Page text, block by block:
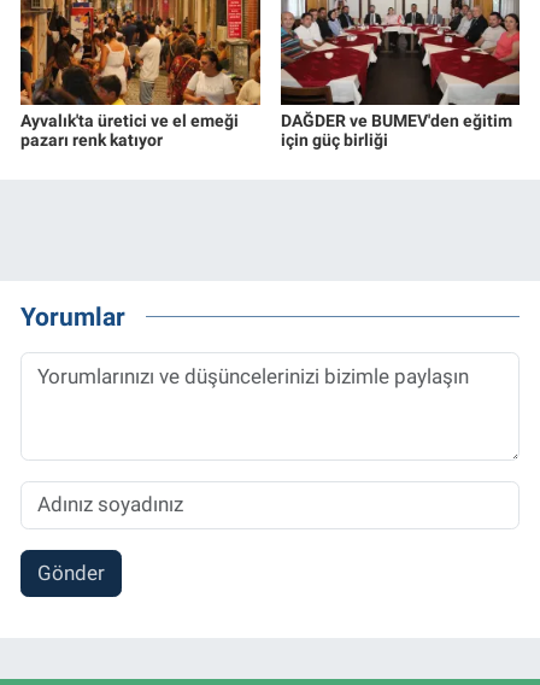
Ayvalık'ta üretici ve el emeği
pazarı renk katıyor
DAĞDER ve BUMEV'den eğitim
için güç birliği
Yorumlar
Gönder